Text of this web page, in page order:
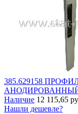
385.629158
Наличие 12 115,65
Нашли дешевле?